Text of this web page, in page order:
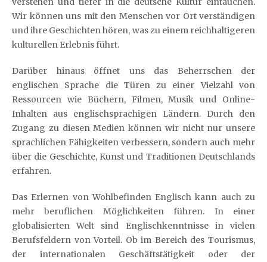
Wir können uns mit den Menschen vor Ort verständigen
und ihre Geschichten hören, was zu einem reichhaltigeren
kulturellen Erlebnis führt.
Darüber hinaus öffnet uns das Beherrschen der
englischen Sprache die Türen zu einer Vielzahl von
Ressourcen wie Büchern, Filmen, Musik und Online-
Inhalten aus englischsprachigen Ländern. Durch den
Zugang zu diesen Medien können wir nicht nur unsere
sprachlichen Fähigkeiten verbessern, sondern auch mehr
über die Geschichte, Kunst und Traditionen Deutschlands
erfahren.
Das Erlernen von Wohlbefinden Englisch kann auch zu
mehr beruflichen Möglichkeiten führen. In einer
globalisierten Welt sind Englischkenntnisse in vielen
Berufsfeldern von Vorteil. Ob im Bereich des Tourismus,
der internationalen Geschäftstätigkeit oder der